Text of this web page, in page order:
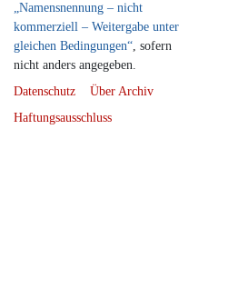
„Namensnennung – nicht
kommerziell – Weitergabe unter
gleichen Bedingungen“, sofern
nicht anders angegeben.
Datenschutz
Über Archiv
Haftungsausschluss